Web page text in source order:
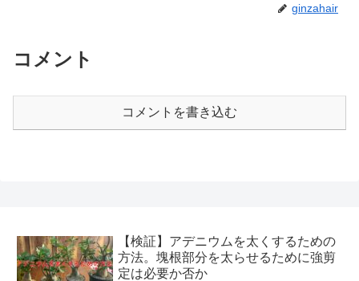
ginzahair
コメント
コメントを書き込む
【検証】アデニウムを太くするための
方法。塊根部分を太らせるために強剪
定は必要か否か